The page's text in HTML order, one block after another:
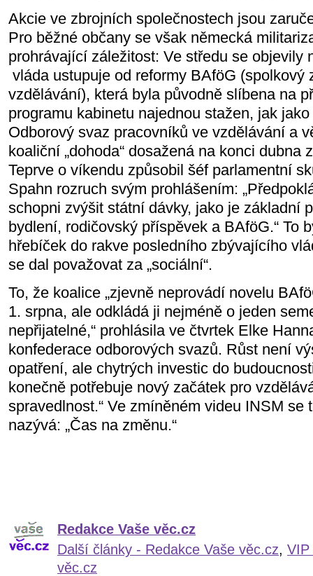
Akcie ve zbrojních společnostech jsou
Pro běžné občany se však německá
prohrávající záležitost: Ve středu se objevily
vláda ustupuje od reformy BAföG (spolkový
vzdělávání), která byla původně slíbena na
programu kabinetu najednou stažen, jak
Odborový svaz pracovníků ve vzdělávání a
koaliční „dohoda“ dosažená na konci dubna
Teprve o víkendu způsobil šéf parlamentní
Spahn rozruch svým prohlášením:
schopni zvýšit státní dávky, jako je základní
bydlení, rodičovský příspěvek a BAföG.“ To
hřebíček do rakve posledního zbývajícího
se dal považovat za „sociální“.
To, že koalice „zjevně neprovádí novelu
1. srpna, ale odkládá ji nejméně o jeden
nepřijatelné,“ prohlásila ve čtvrtek Elke
konfederace odborových svazů. Růst není
opatření, ale chytrých investic do
konečně potřebuje nový začátek pro
spravedlnost.“ Ve zmíněném videu INSM se
nazývá: „Čas na změnu.“
Redakce Vaše věc.cz
Další články - Redakce Vaše věc.cz, VIP
věc.cz